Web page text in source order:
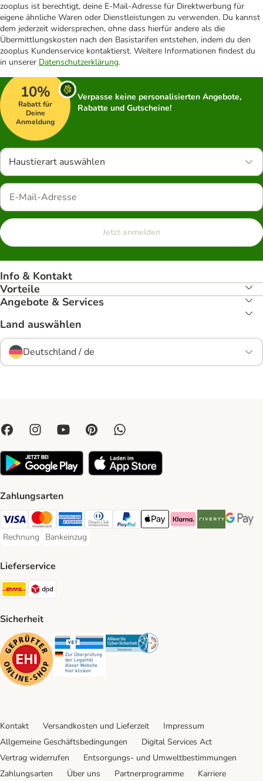
zooplus ist berechtigt, deine E-Mail-Adresse für Direktwerbung für
eigene ähnliche Waren oder Dienstleistungen zu verwenden. Du kannst
dem jederzeit widersprechen, ohne dass hierfür andere als die
Übermittlungskosten nach den Basistarifen entstehen, indem du den
zooplus Kundenservice kontaktierst. Weitere Informationen findest du
in unserer Datenschutzerklärung.
10%
Rabatt für
Deine
Anmeldung
Verpasse keine personalisierten Angebote,
Rabatte und Gutscheine!
Haustierart auswählen
Jetzt anmelden
Info & Kontakt
Vorteile
Angebote & Services
Land auswählen
Deutschland / de
Zahlungsarten
Visa Payment Method
Mastercard Payment Method
American Express Payment Method
Diners Club Payment Method
PayPal Payment Method
Apple Pay Payment Method
Klarna Payment Method
Riverty Payment
Google
Rechnung
Rechnung Payment Method
Bankeinzug
Bankeinzug Payment Method
Lieferservice
DHL Shipping Method
Sicherheit
Security Security Security
Kontakt Versandkosten und Lieferzeit
Impressum
Allgemeine Geschäftsbedingungen
Digital Services Act
Vertrag widerrufen
Entsorgungs- und Umweltbestimmungen
Zahlungsarten
Über uns Partnerprogramme Karriere